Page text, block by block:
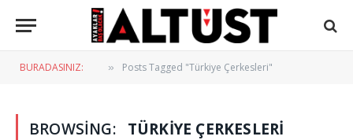
BURADASINIZ: » Posts Tagged "Türkiye Çerkesleri"
BROWSING: TÜRKIYE ÇERKESLERI